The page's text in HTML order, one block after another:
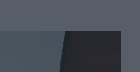
ACTIVOS CULTURALES Y ECONÓMICOS
SON DOS CARAS DE LA MISMA